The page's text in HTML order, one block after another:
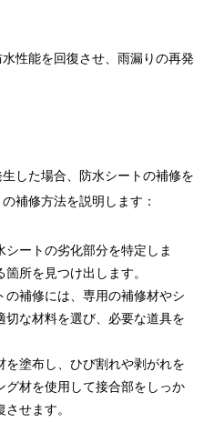
性能を回復させ、雨漏りの再発
した場合、防水シートの補修を
補修方法を説明します：
シートの劣化部分を特定しま
所を見つけ出します。
の補修には、専用の補修材やシ
切な材料を選び、必要な道具を
を塗布し、ひび割れや剥がれを
グ材を使用して接合部をしっか
せます。